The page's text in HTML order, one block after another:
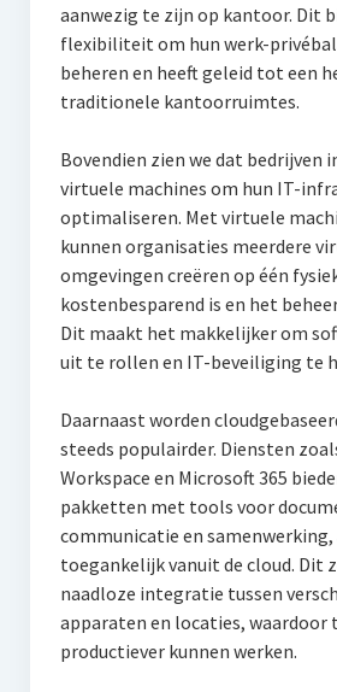
aanwezig te zijn op kantoor. Dit
flexibiliteit om hun werk-
beheren en heeft geleid tot een
traditionele kantoorruimtes.
Bovendien zien we dat bedrijven
virtuele machines om hun IT-
optimaliseren. Met virtuele
kunnen organisaties meerdere
omgevingen creëren op één
kostenbesparend is en het
Dit maakt het makkelijker om
uit te rollen en IT-beveiliging te
Daarnaast worden
steeds populairder. Diensten
Workspace en Microsoft 365
pakketten met tools voor
communicatie en
toegankelijk vanuit de cloud. Dit
naadloze integratie tussen
apparaten en locaties, waardoor
productiever kunnen werken.